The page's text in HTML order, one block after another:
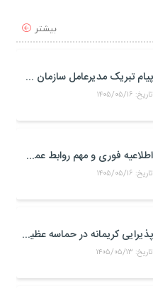
بیشتر
پیام تبریک مدیرعامل سازمان منطقه ویژه اقتصادی پتروشیمی به مناسبت روز خبرنگار
تاریخ: ۱۴۰۵/۰۵/۱۶
اطلاعیه فوری و مهم روابط عمومی و سخنگوی کمیته مدیریت بحران منطقه ويژه اقتصادی پتروشيمی
تاریخ: ۱۴۰۵/۰۵/۱۶
پذیرایی کریمانه در حماسه عظیم اربعین حسینی
تاریخ: ۱۴۰۵/۰۵/۱۳